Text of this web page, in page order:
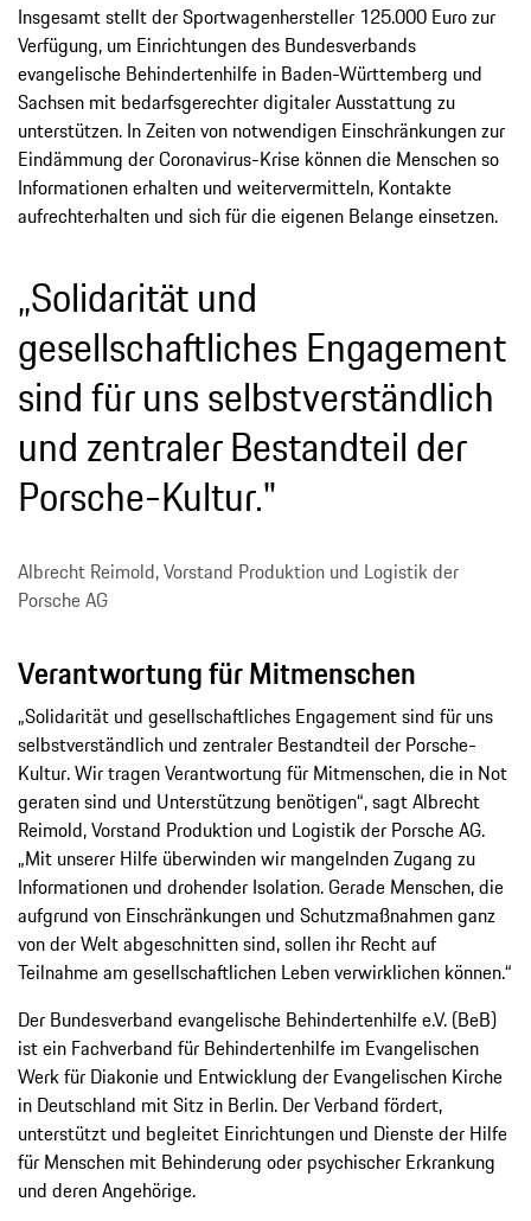
Insgesamt stellt der Sportwagenhersteller 125.000 Euro zur
Verfügung, um Einrichtungen des Bundesverbands
evangelische Behindertenhilfe in Baden-Württemberg und
Sachsen mit bedarfsgerechter digitaler Ausstattung zu
unterstützen. In Zeiten von notwendigen Einschränkungen zur
Eindämmung der Coronavirus-Krise können die Menschen so
Informationen erhalten und weitervermitteln, Kontakte
aufrechterhalten und sich für die eigenen Belange einsetzen.
„Solidarität und
gesellschaftliches Engagement
sind für uns selbstverständlich
und zentraler Bestandteil der
Porsche-Kultur."
Albrecht Reimold, Vorstand Produktion und Logistik der
Porsche AG
Verantwortung für Mitmenschen
„Solidarität und gesellschaftliches Engagement sind für uns
selbstverständlich und zentraler Bestandteil der Porsche-
Kultur. Wir tragen Verantwortung für Mitmenschen, die in Not
geraten sind und Unterstützung benötigen“, sagt Albrecht
Reimold, Vorstand Produktion und Logistik der Porsche AG.
„Mit unserer Hilfe überwinden wir mangelnden Zugang zu
Informationen und drohender Isolation. Gerade Menschen, die
aufgrund von Einschränkungen und Schutzmaßnahmen ganz
von der Welt abgeschnitten sind, sollen ihr Recht auf
Teilnahme am gesellschaftlichen Leben verwirklichen können.“
Der Bundesverband evangelische Behindertenhilfe e.V. (BeB)
ist ein Fachverband für Behindertenhilfe im Evangelischen
Werk für Diakonie und Entwicklung der Evangelischen Kirche
in Deutschland mit Sitz in Berlin. Der Verband fördert,
unterstützt und begleitet Einrichtungen und Dienste der Hilfe
für Menschen mit Behinderung oder psychischer Erkrankung
und deren Angehörige.